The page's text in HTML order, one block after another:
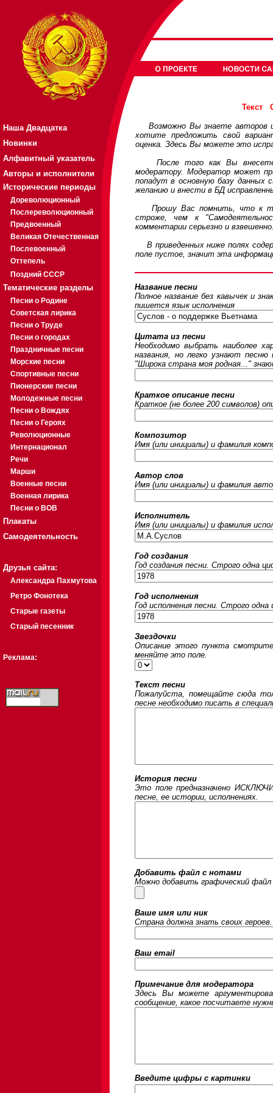
Наша Двадцатка
Новинки
Алфавитный указатель
Авторы и исполнители
Исторические периоды
Дореволюционный
Послереволюционный
Предвоенный
Великая Отечественная
Послевоенный
Оттепель
Поздний СССР
Тематические разделы
Песни о Родине
Советская лирика
Песни о Труде
Песни о городах
Праздничные песни
Морские песни
Спортивные песни
Пионерские песни
Молодежные песни
Песни о Вождях
Песни о Героях
Революционные
Интернационал
Речи
Марши
Военные песни
Военная лирика
Песни о ВОВ
Плакаты
Самодеятельность
Друзья сайта:
Александра Пахмутова
Ретро Фонотека
Старые газеты
Старый песенник
Реклама:
Текст
Возможно Вы знаете авторов
хотите предложить свой
оценка. Здесь Вы можете это
После того как Вы внесете
модератору. Модератор может
попадут в основную базу
желанию и внести в БД
Прошу Вас помнить, что к
строже, чем к
комментарии серьезно и
В приведенных ниже полях
поле пустое, значит эта
Название песни
Полное название без кавычек и
пишется язык исполнения
Цитата из песни
Необходимо выбрать наиболее
названия, но легко узнают
"Широка страна моя родная..."
Краткое описание песни
Краткое (не более 200 символов)
Композитор
Имя (или инициалы) и фамилия
Автор слов
Имя (или инициалы) и фамилия
Исполнитель
Имя (или инициалы) и фамилия
Год создания
Год создания песни. Строго одна
Год исполнения
Год исполнения песни. Строго
Звездочки
Описание этого пункта
меняйте это поле.
Текст песни
Пожалуйста, помещайте сюда
песне необходимо писать в
История песни
Это поле предназначено
песне, ее истории, исполнениях.
Добавить файл с нотами
Можно добавить графический
Ваше имя или ник
Страна должна знать своих
Ваш email
Примечание для модератора
Здесь Вы можете
сообщение, какое посчитаете
Введите цифры c картинки